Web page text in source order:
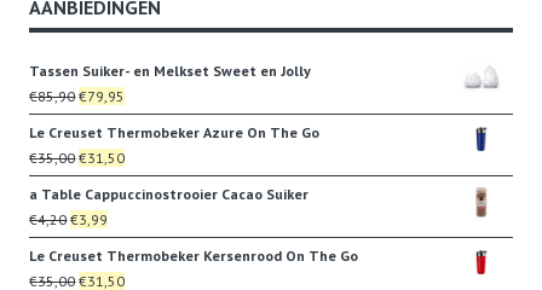
AANBIEDINGEN
Tassen Suiker- en Melkset Sweet en Jolly
€85,90Oorspronkelijke
prijs
was:
€85,90.
€79,95
prijs
is:
€79,95.
Le Creuset Thermobeker Azure On The Go
€35,00Oorspronkelijke
prijs
was:
€35,00.
€31,50Huidige
prijs
€31,50.
a Table Cappuccinostrooier Cacao Suiker
€4,20Oorspronkelijke
prijs
was:
€3,99
prijs
is:
Le Creuset Thermobeker Kersenrood On The Go
€35,00Oorspronkelijke
€31,50Huidige